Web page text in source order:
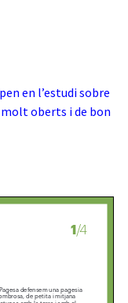
en l’estudi sobre
oberts i de bon